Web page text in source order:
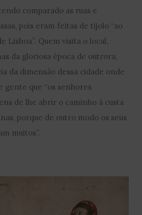
comparado as ruas e
pois eram feitas de tijolo “ao
Lisboa”. Quem visita o local,
da gloriosa época de outrora,
da dimensão dessa cidade onde
gente que “os senhores
de lhe abrir o caminho à custa
porque de outro modo os seus
muitos”.